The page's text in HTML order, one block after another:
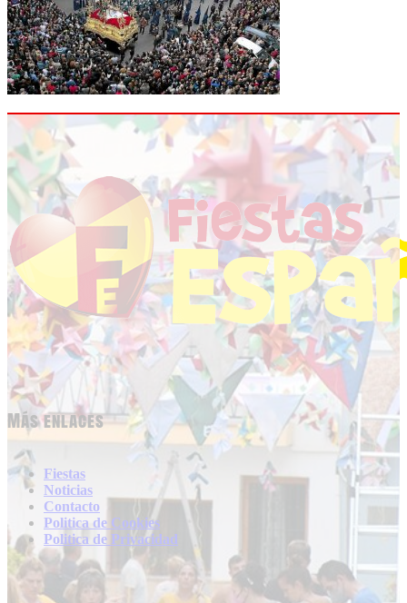
Más enlaces
Fiestas
Noticias
Contacto
Politica de Cookies
Politica de Privacidad